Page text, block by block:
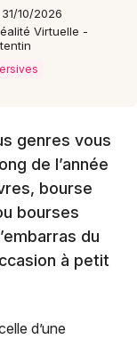
10/2026
Virtuelle -
genres vous
de l’année
bourse
bourses
du
à petit
d’une